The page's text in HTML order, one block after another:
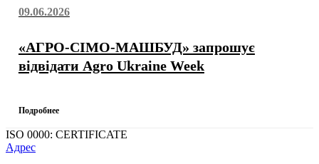
09.06.2026
«АГРО-СІМО-МАШБУД» запрошує
відвідати Agro Ukraine Week
Подробнее
ISO 0000: CERTIFICATE
Адрес